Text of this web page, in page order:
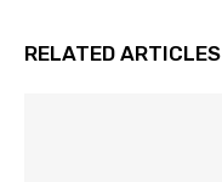
RELATED ARTICLES